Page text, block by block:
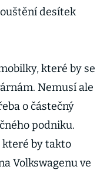
desítek
které by se
Nemusí ale
o částečný
podniku.
které by takto
Volkswagenu ve